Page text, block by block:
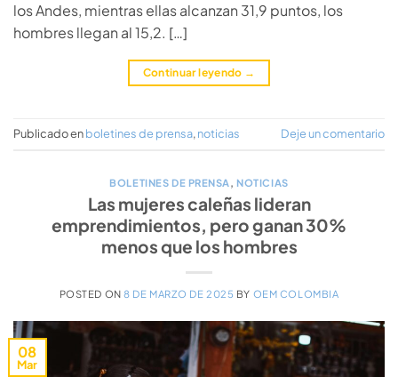
los Andes, mientras ellas alcanzan 31,9 puntos, los
hombres llegan al 15,2. […]
Continuar leyendo →
Publicado enboletines de prensa,noticias Deje un comentario
BOLETINES DE PRENSA,NOTICIAS
Las mujeres caleñas lideran
emprendimientos, pero ganan 30%
menos que los hombres
POSTED ON8 DE MARZO DE 2025 BY OEM COLOMBIA
08
Mar